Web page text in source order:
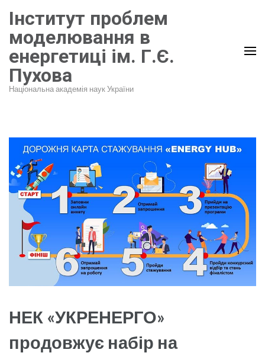
до
вмісту
(натисніть
Enter)
Інститут проблем
моделювання в
енергетиці ім. Г.Є.
Пухова
Національна академія наук України
НЕК «УКРЕНЕРГО»
продовжує набір на